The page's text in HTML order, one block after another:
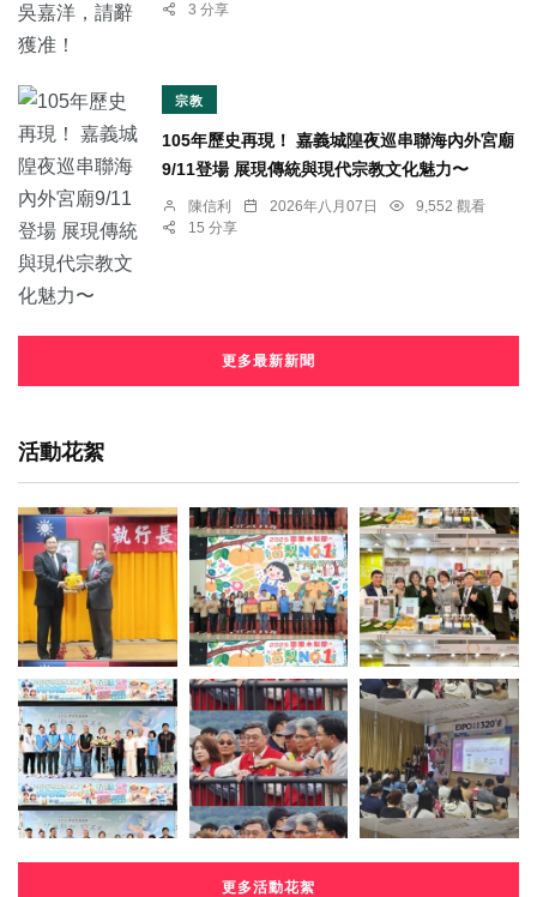
3 分享
宗教
105年歷史再現！ 嘉義城隍夜巡串聯海內外宮廟
9/11登場 展現傳統與現代宗教文化魅力〜
陳信利 2026年八月07日
9,552 觀看
15 分享
更多最新新聞
活動花絮
更多活動花絮